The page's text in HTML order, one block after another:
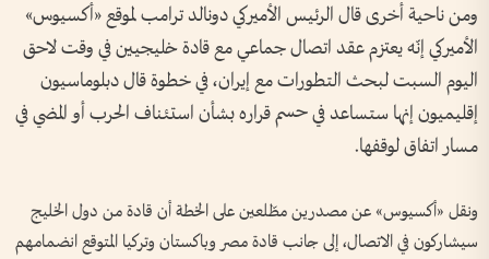
ومن ناحية أخرى قال الرئيس الأميركي دونالد ترامب لموقع «أكسيوس»
الأميركي إنّه يعتزم عقد اتصال جماعي مع قادة خليجيين في وقت لاحق
اليوم السبت لبحث التطورات مع إيران، في خطوة قال دبلوماسيون
إقليميون إنها ستساعد في حسم قراره بشأن استئناف الحرب أو المضي في
مسار اتفاق لوقفها.
ونقل «أكسيوس» عن مصدرين مطّلعين على الخطة أن قادة من دول الخليج
سيشاركون في الاتصال، إلى جانب قادة مصر وباكستان وتركيا المتوقع انضمامهم